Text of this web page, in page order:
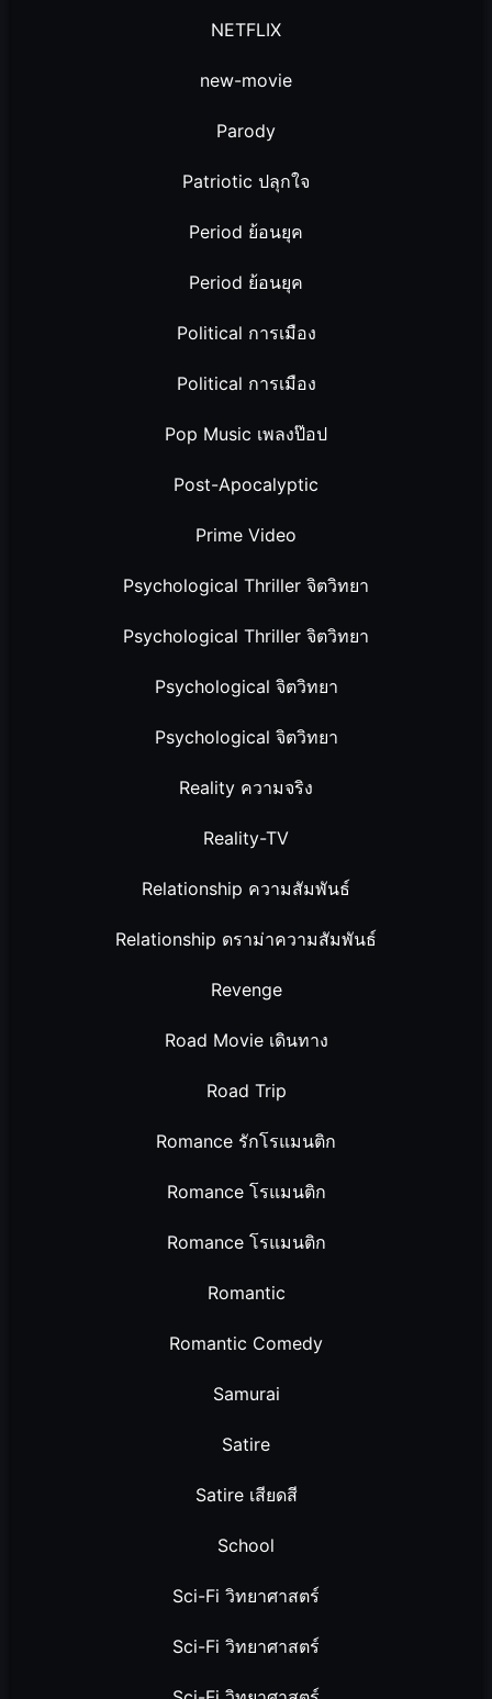
NETFLIX
new-movie
Parody
Patriotic ปลุกใจ
Period ย้อนยุค
Period ย้อนยุค
Political การเมือง
Political การเมือง
Pop Music เพลงป๊อป
Post-Apocalyptic
Prime Video
Psychological Thriller จิตวิทยา
Psychological Thriller จิตวิทยา
Psychological จิตวิทยา
Psychological จิตวิทยา
Reality ความจริง
Reality-TV
Relationship ความสัมพันธ์
Relationship ดราม่าความสัมพันธ์
Revenge
Road Movie เดินทาง
Road Trip
Romance รักโรแมนติก
Romance โรแมนติก
Romance โรแมนติก
Romantic
Romantic Comedy
Samurai
Satire
Satire เสียดสี
School
Sci-Fi วิทยาศาสตร์
Sci-Fi วิทยาศาสตร์